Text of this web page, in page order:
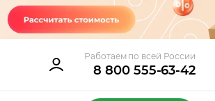
Работаем по всей России
8 800 555-63-42